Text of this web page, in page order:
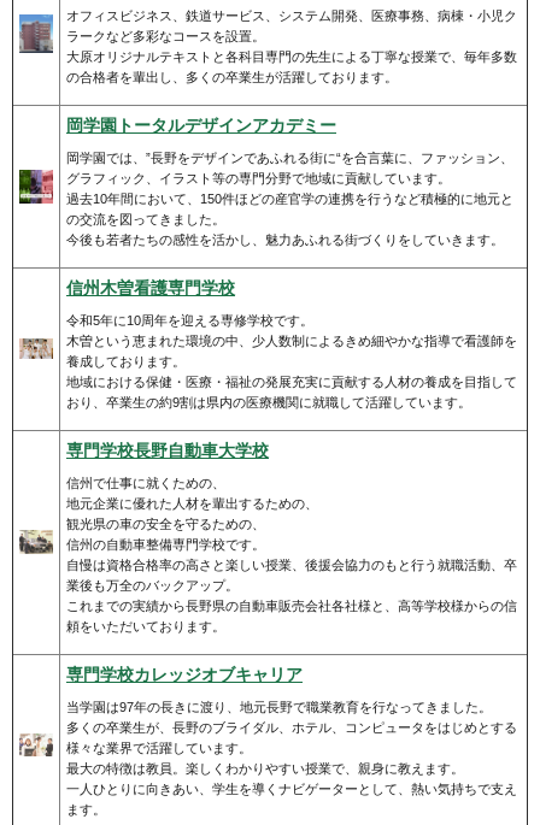
オフィスビジネス、鉄道サービス、システム開発、医療事務、病棟・小児ク
ラークなど多彩なコースを設置。
大原オリジナルテキストと各科目専門の先生による丁寧な授業で、毎年多数
の合格者を輩出し、多くの卒業生が活躍しております。
岡学園トータルデザインアカデミー
岡学園では、”長野をデザインであふれる街に“を合言葉に、ファッション、
グラフィック、イラスト等の専門分野で地域に貢献しています。
過去10年間において、150件ほどの産官学の連携を行うなど積極的に地元と
の交流を図ってきました。
今後も若者たちの感性を活かし、魅力あふれる街づくりをしていきます。
信州木曽看護専門学校
令和5年に10周年を迎える専修学校です。
木曽という恵まれた環境の中、少人数制によるきめ細やかな指導で看護師を
養成しております。
地域における保健・医療・福祉の発展充実に貢献する人材の養成を目指して
おり、卒業生の約9割は県内の医療機関に就職して活躍しています。
専門学校長野自動車大学校
信州で仕事に就くための、
地元企業に優れた人材を輩出するための、
観光県の車の安全を守るための、
信州の自動車整備専門学校です。
自慢は資格合格率の高さと楽しい授業、後援会協力のもと行う就職活動、卒
業後も万全のバックアップ。
これまでの実績から長野県の自動車販売会社各社様と、高等学校様からの信
頼をいただいております。
専門学校カレッジオブキャリア
当学園は97年の長きに渡り、地元長野で職業教育を行なってきました。
多くの卒業生が、長野のブライダル、ホテル、コンピュータをはじめとする
様々な業界で活躍しています。
最大の特徴は教員。楽しくわかりやすい授業で、親身に教えます。
一人ひとりに向きあい、学生を導くナビゲーターとして、熱い気持ちで支え
ます。